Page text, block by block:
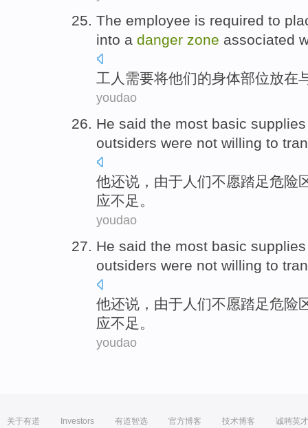
The employee is required to
into a danger zone associated
工人 需要将他们的身体部位放在
youdao
He said the most basic supplies
outsiders were not willing to
他还说 ， 由于 人们不愿踏足危险
应不足 。
youdao
He said the most basic supplies
outsiders were not willing to
他还说 ， 由于 人们不愿踏足危险
应不足 。
youdao
关于有道 Investors 有道智选 官方博客 技术博客 诚聘英才